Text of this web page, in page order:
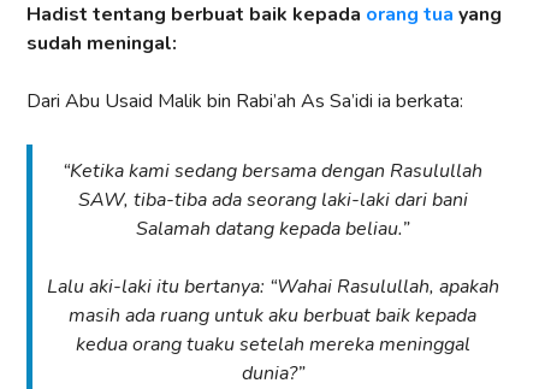
Hadist tentang berbuat baik kepada orang tua yang
sudah meningal:
Dari Abu Usaid Malik bin Rabi’ah As Sa’idi ia berkata:
“Ketika kami sedang bersama dengan Rasulullah
SAW, tiba-tiba ada seorang laki-laki dari bani
Salamah datang kepada beliau.”
Lalu aki-laki itu bertanya: “Wahai Rasulullah, apakah
masih ada ruang untuk aku berbuat baik kepada
kedua orang tuaku setelah mereka meninggal
dunia?”